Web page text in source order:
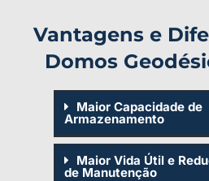
Vantagens e
Domos
Maior Capacidade de
Armazenamento
Maior Vida Útil e
de Manutenção